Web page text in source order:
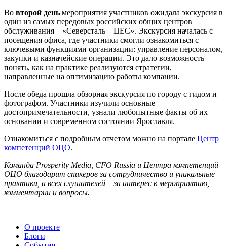
Во второй день мероприятия участников ожидала экскурсия в
один из самых передовых российских общих центров
обслуживания – «Северсталь – ЦЕС». Экскурсия началась с
посещения офиса, где участники смогли ознакомиться с
ключевыми функциями организации: управление персоналом,
закупки и казначейские операции. Это дало возможность
понять, как на практике реализуются стратегии,
направленные на оптимизацию работы компании.
После обеда прошла обзорная экскурсия по городу с гидом и
фотографом. Участники изучили основные
достопримечательности, узнали любопытные факты об их
основании и современном состоянии Ярославля.
Ознакомиться с подробным отчетом можно на портале Центр
компетенций ОЦО.
Команда Prosperity Media, CFO Russia и Центра компетенций
ОЦО благодарит спикеров за сотрудничество и уникальные
практики, а всех слушателей – за интерес к мероприятию,
комментарии и вопросы.
О проекте
Блоги